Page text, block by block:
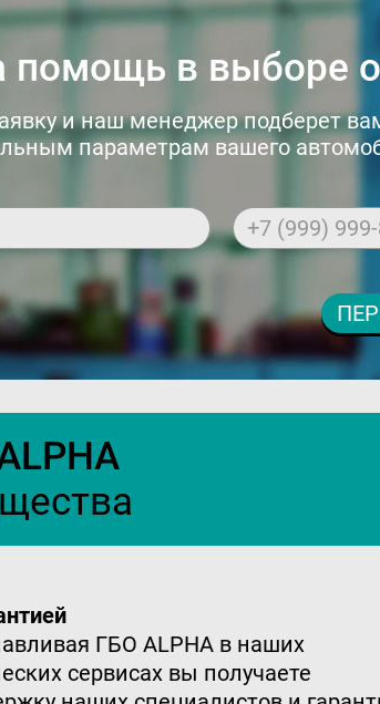
помощь в выборе
и наш менеджер подберет
параметрам вашего
+7 (999)
ГБО ALPHA в наших
сервисах вы получаете